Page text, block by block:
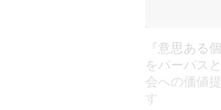
『意思ある
をパーパス
会への価値
す